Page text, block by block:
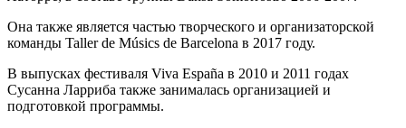
Она также является частью творческого и организаторской
команды Taller de Músics de Barcelona в 2017 году.
В выпусках фестиваля Viva España в 2010 и 2011 годах
Сусанна Ларриба также занималась организацией и
подготовкой программы.